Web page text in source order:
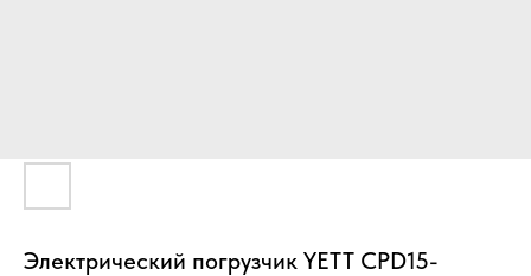
Электрический погрузчик YETT CPD15-